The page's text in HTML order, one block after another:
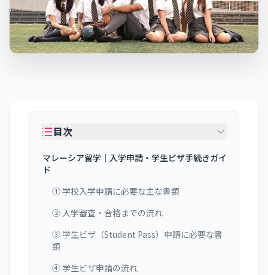
目次
マレーシア留学｜入学申請・学生ビザ手続きガイ
ド
① 学校入学申請に必要な主な書類
② 入学審査・合格までの流れ
③ 学生ビザ（Student Pass）申請に必要な書
類
④ 学生ビザ申請の流れ